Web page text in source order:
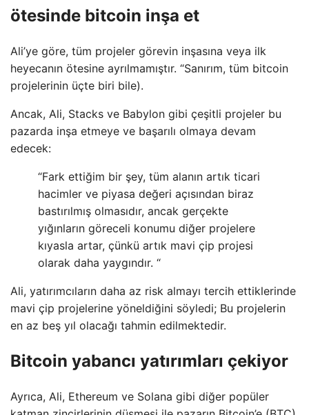
ötesinde bitcoin inşa et
Ali’ye göre, tüm projeler görevin inşasına veya ilk
heyecanın ötesine ayrılmamıştır. “Sanırım, tüm bitcoin
projelerinin üçte biri bile).
Ancak, Ali, Stacks ve Babylon gibi çeşitli projeler bu
pazarda inşa etmeye ve başarılı olmaya devam
edecek:
“Fark ettiğim bir şey, tüm alanın artık ticari
hacimler ve piyasa değeri açısından biraz
bastırılmış olmasıdır, ancak gerçekte
yığınların göreceli konumu diğer projelere
kıyasla artar, çünkü artık mavi çip projesi
olarak daha yaygındır. “
Ali, yatırımcıların daha az risk almayı tercih ettiklerinde
mavi çip projelerine yöneldiğini söyledi; Bu projelerin
en az beş yıl olacağı tahmin edilmektedir.
Bitcoin yabancı yatırımları çekiyor
Ayrıca, Ali, Ethereum ve Solana gibi diğer popüler